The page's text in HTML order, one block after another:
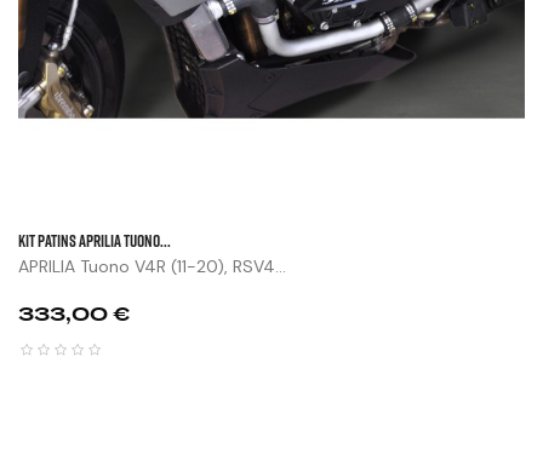
KIT PATINS APRILIA TUONO...
APRILIA Tuono V4R (11-20), RSV4...
Prix
333,00 €